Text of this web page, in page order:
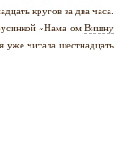
кругов за два часа.
«Нама ом Вишну
уже читала шестнадцать